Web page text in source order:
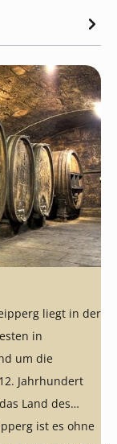
liegt in der
in
um die
Jahrhundert
Land des
ist es ohne